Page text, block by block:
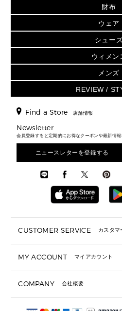
小物
シューズ・
ウェア
アクセサリ
時計
▶ メンズ
バッグ
ウェア
アクセサリ
追加アイテ
▶ ウィメンズすべて(ウェ
バッグ
財布・小
ウェア
シュー
時計・ジュ
アクセサ
メンズ バ
メンズ 財布
メンズ シュ
メンズ ウ
メンズ 時計・
▶ すべて
▶ ウィメンズ
財布・小
アクセサ
フレグラ
シュー
▶ メンズす
メンズ財布・
メンズアクセ
メンズウ
人気の定番ア
日本限定 - バ
▶ ウィメンズ
トートバ
ショルダー
クロスボディ・
トラベル
3 IN 1 / 2 IN 1
▶ メンズす
財布
日本限定 - 財布
▶ ウィメンズ
折り財布(二つ折り
長財布
▶ メンズす
ウェア
▶ ウィメンズ
トップ
スカート・
ジャケット・
▶ メンズす
シュー
▶ ウィメンズ
サンダル
スニーカ
▶ メンズす
ウィメン
人気の定番ア
▶ ウィメンズ
▶ バッグす
通勤・通学ア
3 IN 1 バ
ミニ財布・フラグ
▶ 小物す
定期ケース・カードケ
メンズ
▶ メンズす
財布・小
時計・ジュエ
アクセサ
REVIEW /
エディターレ
Find a Store 店舗情報
Newsletter
会員登録すると定期的にお得なクーポンや最新情報
ニュースレターを登録する
CUSTOMER SERVICE カスタマ
ギフト用にラッピングができますか
ショッピングバッグを購入商品分
注文後に完了メールが受信できない
MY ACCOUNT マイアカウント
COMPANY 会社概要